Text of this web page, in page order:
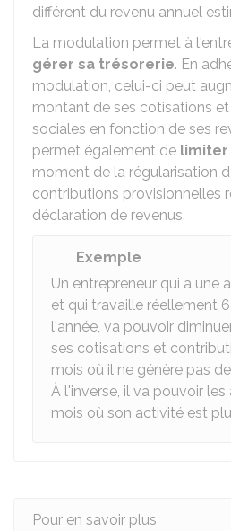
différent du revenu annuel
La modulation permet à
gérer sa trésorerie. En
modulation, celui-ci peut
montant de ses cotisations
sociales en fonction de ses
permet également de limiter
moment de la régularisation
contributions provisionnelles
déclaration de revenus.
Exemple
Un entrepreneur qui a une
et qui travaille réellement
l'année, va pouvoir
ses cotisations et
mois où il ne génère pas
À l'inverse, il va pouvoir
mois où son activité est
Pour en savoir plus